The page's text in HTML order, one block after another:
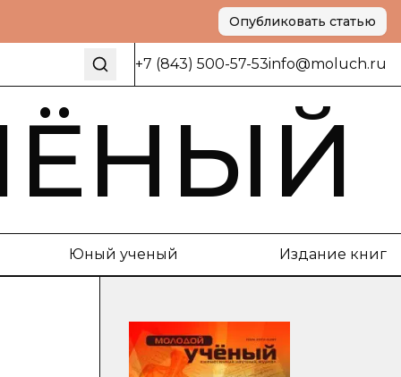
Опубликовать статью
+7 (843) 500-57-53info@moluch.ru
Юный ученый Издание книг